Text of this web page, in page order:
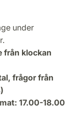
under
från klockan
frågor från
17.00-18.00